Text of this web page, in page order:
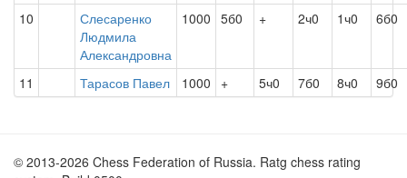
10
Слесаренко
Людмила
Александровна
1000 5б0 + 2ч0 1ч0 6б0
11 Тарасов Павел 1000 + 5ч0 7б0 8ч0 9б0
© 2013-2026 Chess Federation of Russia. Ratg chess rating